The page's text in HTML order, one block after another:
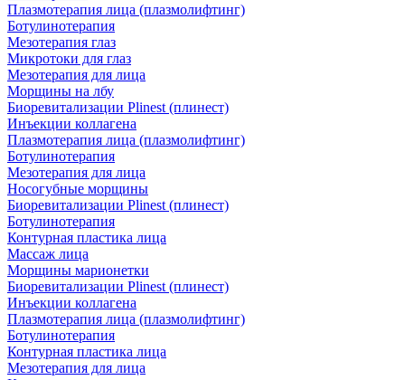
Плазмотерапия лица (плазмолифтинг)
Ботулинотерапия
Мезотерапия глаз
Микротоки для глаз
Мезотерапия для лица
Морщины на лбу
Биоревитализации Plinest (плинест)
Инъекции коллагена
Плазмотерапия лица (плазмолифтинг)
Ботулинотерапия
Мезотерапия для лица
Носогубные морщины
Биоревитализации Plinest (плинест)
Ботулинотерапия
Контурная пластика лица
Массаж лица
Морщины марионетки
Биоревитализации Plinest (плинест)
Инъекции коллагена
Плазмотерапия лица (плазмолифтинг)
Ботулинотерапия
Контурная пластика лица
Мезотерапия для лица